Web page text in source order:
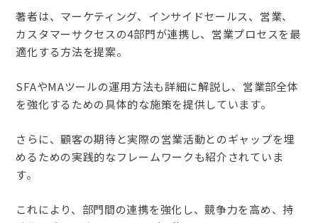
著者は、マーケティング、インサイドセールス、営業、
カスタマーサクセスの4部門が連携し、営業プロセスを最
適化する方法を提案。
SFAやMAツールの運用方法も詳細に解説し、営業部全体
を強化するための具体的な施策を提供しています。
さらに、顧客の期待と実際の営業活動とのギャップを埋
めるための実践的なフレームワークも紹介されていま
す。
これにより、部門間の連携を強化し、競争力を高め、持